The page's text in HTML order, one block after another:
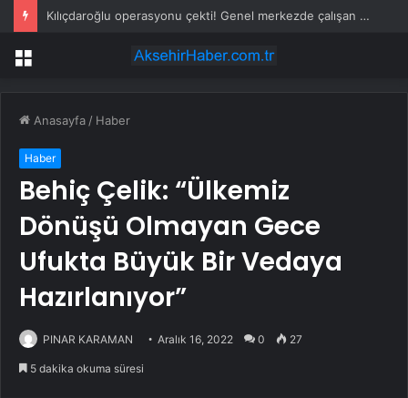
Kılıçdaroğlu operasyonu çekti! Genel merkezde çalışan 24 kişi işten çıkarıldı
Menü
Anasayfa / Haber
Haber
Behiç Çelik: “Ülkemiz
Dönüşü Olmayan Gece
Ufukta Büyük Bir Vedaya
Hazırlanıyor”
PINAR KARAMAN Aralık 16, 2022 0 27
5 dakika okuma süresi